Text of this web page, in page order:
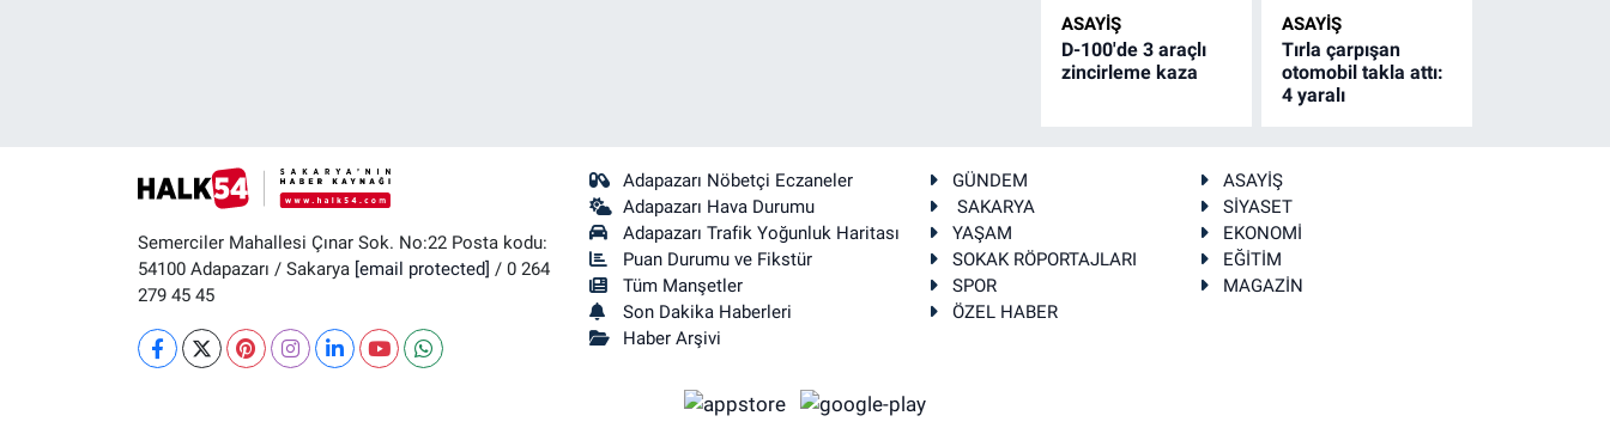
ASAYİŞ
D-100'de 3 araçlı
zincirleme kaza
ASAYİŞ
Tırla çarpışan
otomobil takla attı:
4 yaralı
Semerciler Mahallesi Çınar Sok. No:22 Posta kodu:
54100 Adapazarı / Sakarya [email protected] / 0 264
279 45 45
Adapazarı Nöbetçi Eczaneler
Adapazarı Hava Durumu
Adapazarı Trafik Yoğunluk Haritası
Puan Durumu ve Fikstür
Tüm Manşetler
Son Dakika Haberleri
Haber Arşivi
GÜNDEM
ASAYİŞ
SAKARYA
SİYASET
YAŞAM
EKONOMİ
SOKAK RÖPORTAJLARI
EĞİTİM
SPOR
MAGAZİN
ÖZEL HABER